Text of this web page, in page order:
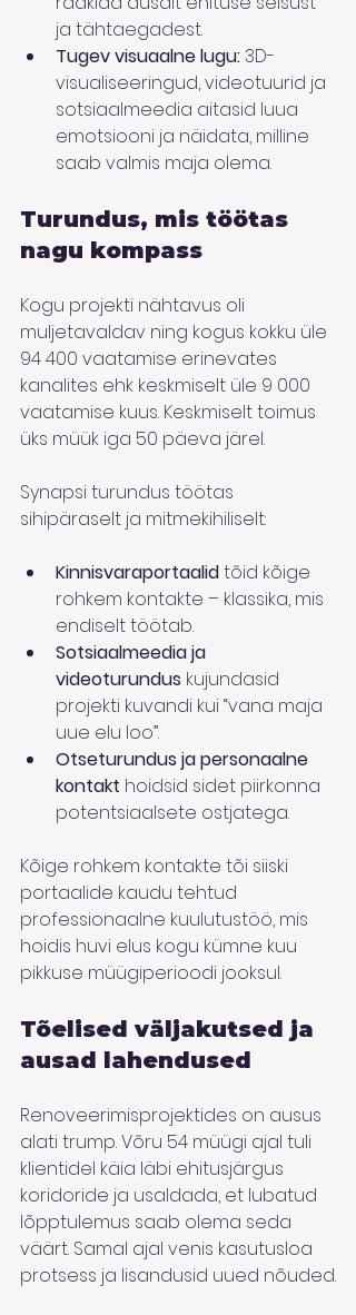
ja tähtaegadest.
Tugev visuaalne lugu: 3D-
visualiseeringud, videotuurid ja
sotsiaalmeedia aitasid luua
emotsiooni ja näidata, milline
saab valmis maja olema.
Turundus, mis töötas
nagu kompass
Kogu projekti nähtavus oli
muljetavaldav ning kogus kokku üle
94 400 vaatamise erinevates
kanalites ehk keskmiselt üle 9 000
vaatamise kuus. Keskmiselt toimus
üks müük iga 50 päeva järel.
Synapsi turundus töötas
sihipäraselt ja mitmekihiliselt:
Kinnisvaraportaalid tõid kõige
rohkem kontakte – klassika, mis
endiselt töötab.
Sotsiaalmeedia ja
videoturundus kujundasid
projekti kuvandi kui “vana maja
uue elu loo”.
Otseturundus ja personaalne
kontakt hoidsid sidet piirkonna
potentsiaalsete ostjatega.
Kõige rohkem kontakte tõi siiski
portaalide kaudu tehtud
professionaalne kuulutustöö, mis
hoidis huvi elus kogu kümne kuu
pikkuse müügiperioodi jooksul.
Tõelised väljakutsed ja
ausad lahendused
Renoveerimisprojektides on ausus
alati trump. Võru 54 müügi ajal tuli
klientidel käia läbi ehitusjärgus
koridoride ja usaldada, et lubatud
lõpptulemus saab olema seda
väärt. Samal ajal venis kasutusloa
protsess ja lisandusid uued nõuded.